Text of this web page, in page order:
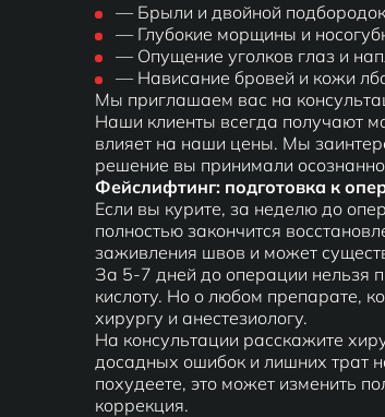
— Брыли и двойной
— Глубокие морщины и
— Опущение уголков глаз и
— Нависание бровей и кожи
Мы приглашаем вас на
Наши клиенты всегда получают
влияет на наши цены. Мы
решение вы принимали
Фейслифтинг: подготовка к
Если вы курите, за неделю до
полностью закончится
заживления швов и может
За 5-7 дней до операции нельзя
кислоту. Но о любом препарате,
хирургу и анестезиологу.
На консультации расскажите
досадных ошибок и лишних трат
похудеете, это может изменить
коррекция.